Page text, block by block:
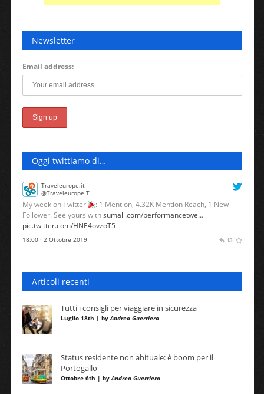
Newsletter
Email address:
Oggi twittiamo di…
Traveleurope.it
@TraveleuropeIT
My week on Twitter
: 1 Mention, 4.32K Mention Reach, 1 New
Follower. See yours withsumall.com/performancetwe…
pic.twitter.com/HNE4ovzoT5
18:00 · 2 Ottobre 2019
Articoli recenti
Tutti i consigli per viaggiare in sicurezza
Luglio 18th | byAndrea Guerriero
Status residente non abituale: è boom per il
Portogallo
Ottobre 6th | byAndrea Guerriero